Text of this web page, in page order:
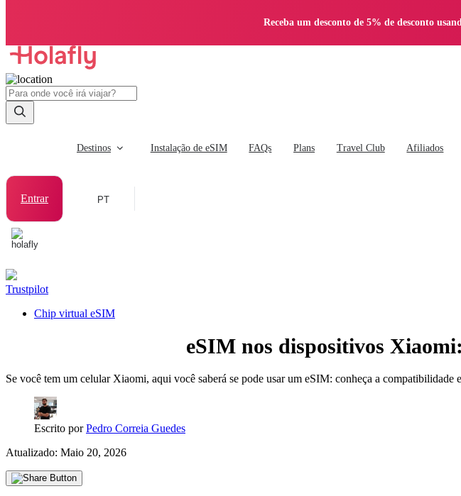
Receba um desconto de 5% de desconto
Destinos Instalação de eSIM FAQs Plans Travel Club Afiliados
Entrar PT
Trustpilot
Chip virtual eSIM
eSIM nos dispositivos
Se você tem um celular Xiaomi, aqui você saberá se pode usar um eSIM: conheça a compatibilidade
Escrito porPedro Correia Guedes
Atualizado: Maio 20, 2026